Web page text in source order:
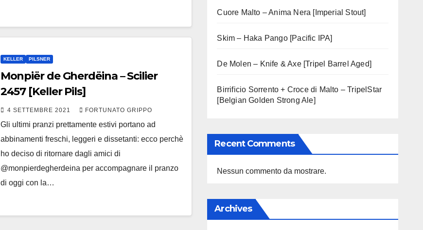
KELLER PILSNER
Monpiër de Gherdëina – Scilier
2457 [Keller Pils]
4 SETTEMBRE 2021 FORTUNATO GRIPPO
Gli ultimi pranzi prettamente estivi portano ad
abbinamenti freschi, leggeri e dissetanti: ecco perchè
ho deciso di ritornare dagli amici di
@monpierdegherdeina per accompagnare il pranzo
di oggi con la…
Cuore Malto – Anima Nera [Imperial Stout]
Skim – Haka Pango [Pacific IPA]
De Molen – Knife & Axe [Tripel Barrel Aged]
Birrificio Sorrento + Croce di Malto – TripelStar
[Belgian Golden Strong Ale]
Recent Comments
Nessun commento da mostrare.
Archives